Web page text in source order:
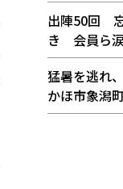
出陣50回
き 会員ら涙
猛暑を逃れ
かほ市象潟